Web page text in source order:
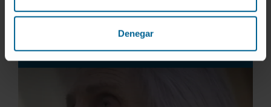
Denegar